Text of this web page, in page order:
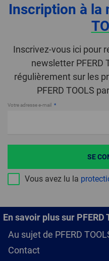
Inscription à la
Inscrivez-vous ici pour
newsletter PFERD
régulièrement sur les
PFERD TOOLS
Votre adresse e-mail
Vous avez lu la
SE
En savoir plus sur PFERD
Au sujet de PFERD
Contact